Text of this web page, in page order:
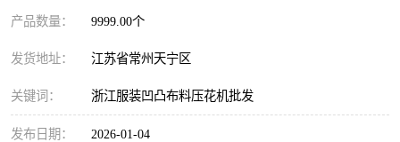
产品数量： 9999.00个
发货地址： 江苏省常州天宁区
关键词： 浙江服装凹凸布料压花机批发
发布日期： 2026-01-04